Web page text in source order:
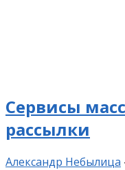
Сервисы
рассылки
Александр Небылица